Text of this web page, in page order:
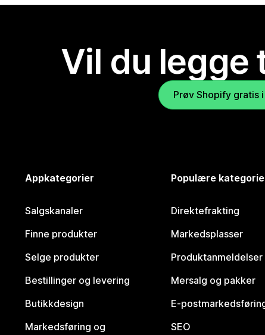
Vil du legge
Prøv Shopify gratis
Appkategorier
Salgskanaler
Finne produkter
Selge produkter
Bestillinger og levering
Butikkdesign
Markedsføring og
Populære
Direktefrakting
Markedsplasser
Produktanmeldelser
Mersalg og pakker
E-
SEO